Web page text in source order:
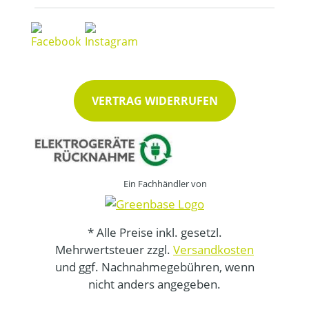
VERTRAG WIDERRUFEN
Ein Fachhändler von
* Alle Preise inkl. gesetzl.
Mehrwertsteuer zzgl. Versandkosten
und ggf. Nachnahmegebühren, wenn
nicht anders angegeben.